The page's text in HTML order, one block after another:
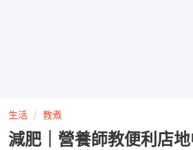
生活 教煮
減肥｜營養師教便利店